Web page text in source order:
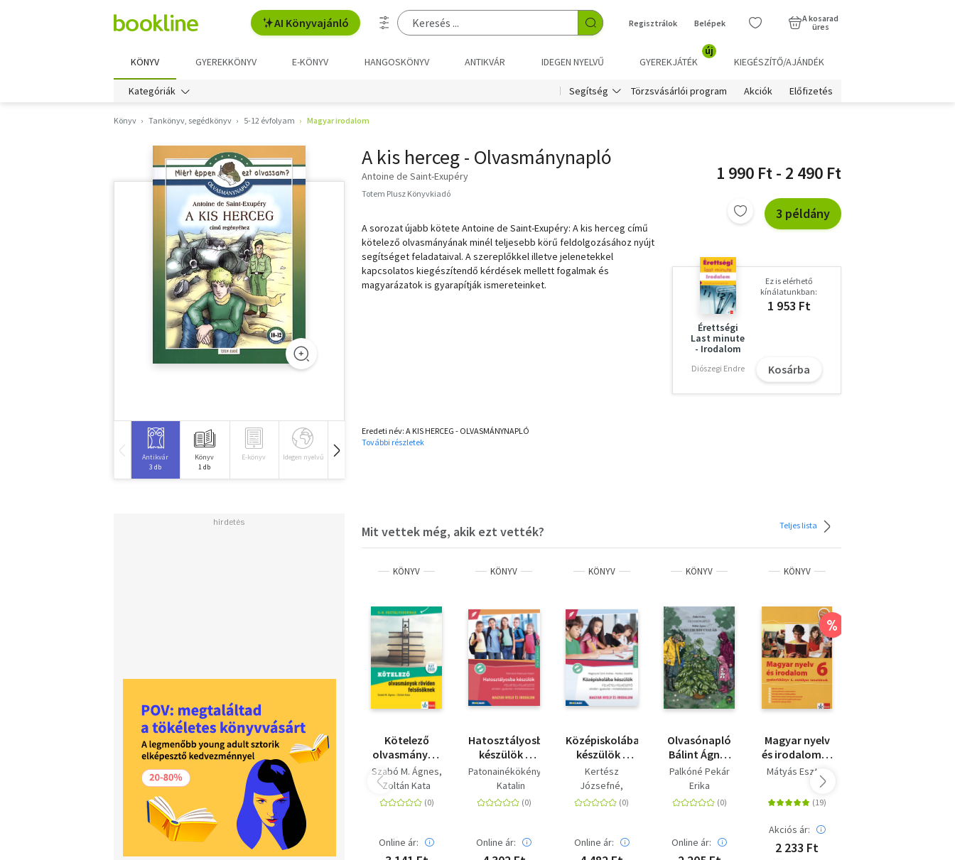
AI Könyvajánló Regisztrálok Belépek
A kosarad
üres
KÖNYV GYEREKKÖNYV E-KÖNYV HANGOSKÖNYV ANTIKVÁR IDEGEN NYELVŰ GYEREKJÁTÉK
új
KIEGÉSZÍTŐ/AJÁNDÉK
Kategóriák Segítség Törzsvásárlói program Akciók Előfizetés
Könyv Tankönyv, segédkönyv 5-12 évfolyam Magyar irodalom
Antikvár
3 db
Könyv
1 db
E-könyv Idegen nyelvű Hangoskönyv
A kis herceg - Olvasmánynapló
Antoine de Saint-Exupéry
Totem Plusz Könyvkiadó
A sorozat újabb kötete Antoine de Saint-Exupéry: A kis herceg című
kötelező olvasmányának minél teljesebb körű feldolgozásához nyújt
segítséget feladataival. A szereplőkkel illetve jelenetekkel
kapcsolatos kiegészítendő kérdések mellett fogalmak és
magyarázatok is gyarapítják ismereteinket.
Eredeti név: A KIS HERCEG - OLVASMÁNYNAPLÓ
További részletek
1 990 Ft - 2 490 Ft
3 példány
Érettségi
Last minute
- Irodalom
Diószegi Endre
Ez is elérhető
kínálatunkban:
1 953 Ft
Kosárba
Mit vettek még, akik ezt vették? Teljes lista
KÖNYV
Kötelező
olvasmányok
röviden
felsősöknek -
5-8.
osztályosoknak
Szabó M. Ágnes
Zoltán Kata
Online ár:
KÖNYV
Hatosztályosba
készülök -
Magyar nyelv
és irodalom -
Felvételi
felkészítő -
gyakorlat,
mintafeladatsorok
Patonainékökényesi
Katalin
Online ár:
KÖNYV
Középiskolába
készülök -
felvételi
felkészítő -
Magyar nyelv
és irodalom -
gyakorlat,
mintafeladatsorok
Kertész
Józsefné
Magonynéczink
Online ár:
KÖNYV
Olvasónapló
Bálint Ágnes
Szeleburdi
család című
regényéhez
Palkóné Pekár
Erika
Online ár:
KÖNYV
%
Magyar nyelv
és irodalom 6.
-
gyakorlókönyv
6. osztályos
tanulóknak
Mátyás Eszter
Akciós ár:
2 233 Ft